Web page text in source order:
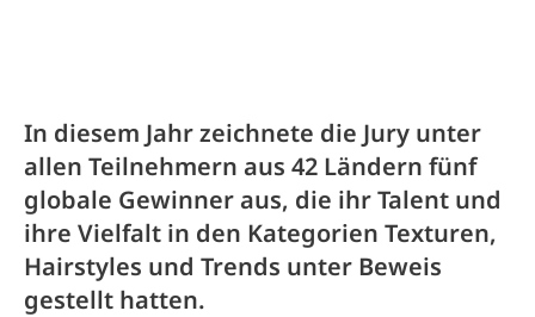
In diesem Jahr zeichnete die Jury unter
allen Teilnehmern aus 42 Ländern fünf
globale Gewinner aus, die ihr Talent und
ihre Vielfalt in den Kategorien Texturen,
Hairstyles und Trends unter Beweis
gestellt hatten.